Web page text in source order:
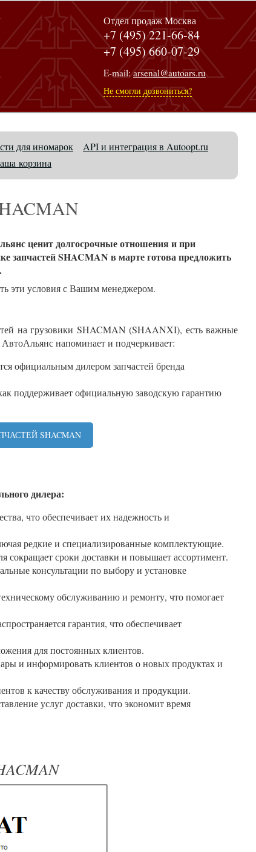
Отдел продаж Москва
+7 (495) 221-66-84
+7 (495) 660-07-29
E-mail:arsenal@autoars.ru
Не смогли дозвониться?
для иномарок
API и интеграция в Autoopt.ru
корзина
ценит долгосрочные отношения и при
запчастей SHACMAN в марте готова предложить
эти условия с Вашим менеджером.
на грузовики SHACMAN (SHAANXI), есть важные
напоминает и подчеркивает:
официальным дилером запчастей бренда
поддерживает официальную заводскую гарантию
SHACMAN
дилера:
что обеспечивает их надежность и
редкие и специализированные комплектующие.
сокращает сроки доставки и повышает ассортимент.
консультации по выбору и установке
обслуживанию и ремонту, что помогает
гарантия, что обеспечивает
для постоянных клиентов.
и информировать клиентов о новых продуктах и
к качеству обслуживания и продукции.
услуг доставки, что экономит время